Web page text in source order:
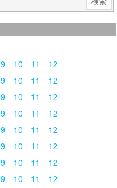
9 10 11
12
9 10 11
12
9 10 11
12
9 10 11
12
9 10 11
12
9 10 11
12
9 10 11
12
9 10 11
12